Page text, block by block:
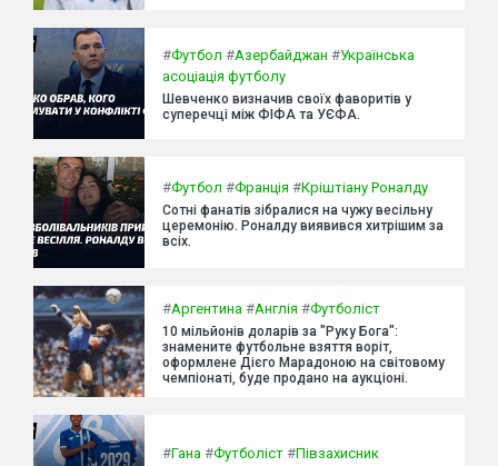
#Футбол #Азербайджан #Українська
асоціація футболу
Шевченко визначив своїх фаворитів у
суперечці між ФІФА та УЄФА.
#Футбол #Франція #Кріштіану Роналду
Сотні фанатів зібралися на чужу весільну
церемонію. Роналду виявився хитрішим за
всіх.
#Аргентина #Англія #Футболіст
10 мільйонів доларів за "Руку Бога":
знамените футбольне взяття воріт,
оформлене Дієго Марадоною на світовому
чемпіонаті, буде продано на аукціоні.
#Гана #Футболіст #Півзахисник